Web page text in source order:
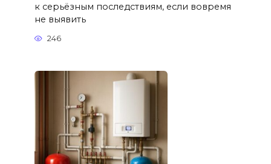
к серьёзным последствиям, если вовремя
не выявить
246